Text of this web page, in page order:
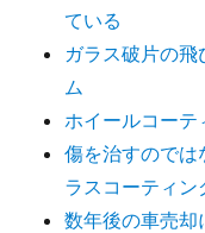
ー
シ
ョ
ン
ている
ガラス破片の
ム
ホイールコーテ
傷を治すので
ラスコーティン
数年後の車売却